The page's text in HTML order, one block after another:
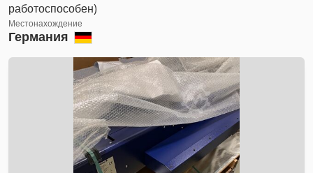
работоспособен)
Местонахождение
Германия